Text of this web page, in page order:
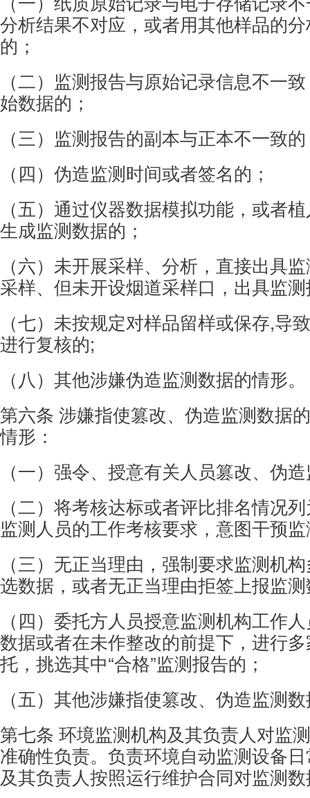
分析结果不对应，或者用其他样品的
的；
（二）监测报告与原始记录信息不一
始数据的；
（三）监测报告的副本与正本不一致
（四）伪造监测时间或者签名的；
（五）通过仪器数据模拟功能，或者
生成监测数据的；
（六）未开展采样、分析，直接出具
采样、 但未开设烟道采样口，出具监
（七）未按规定对样品留样或保存,导
进行复核的;
（八）其他涉嫌伪造监测数据的情形。
第六条 涉嫌指使篡改、伪造监测数据
情形：
（一）强令、授意有关人员篡改、伪
（二）将考核达标或者评比排名情况
监测人员的工作考核要求，意图干预
（三）无正当理由，强制要求监测机
选数据，或者无正当理由拒签上报监
（四）委托方人员授意监测机构工作
数据或者在未作整改的前提下，进行
托，挑选其中“合格”监测报告的；
（五）其他涉嫌指使篡改、伪造监测
第七条 环境监测机构及其负责人对监
准确性负责。 负责环境自动监测设备
及其负责人按照运行维护合同对监测